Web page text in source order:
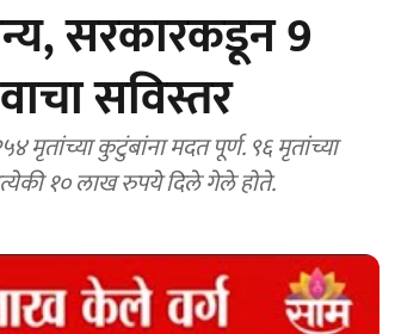
सरकारकडून 9
सविस्तर
१० लाख रुपये दिले गेले होते.